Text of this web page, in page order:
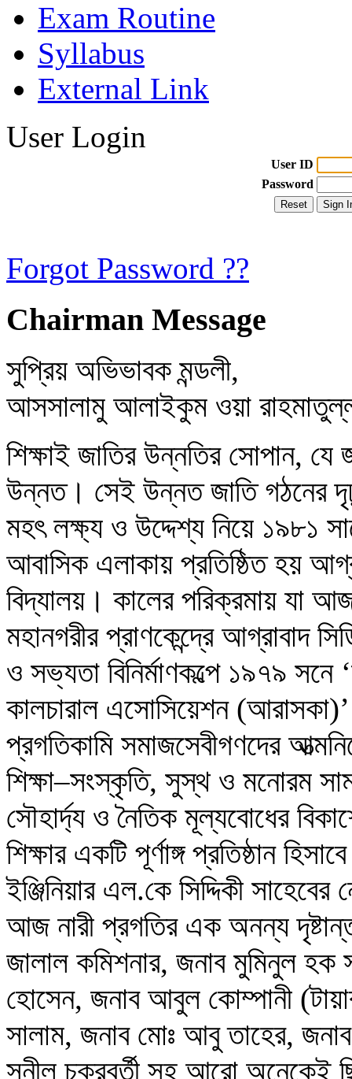
Exam Routine
Syllabus
External Link
User Login
User ID
Password
Forgot Password ??
Chairman Message
সুপ্রিয় অভিভাবক মন্ডলী,
আসসালামু আলাইকুম ওয়া
শিক্ষাই জাতির উন্নতির সোপান, যে
উন্নত। সেই উন্নত জাতি গঠনের দৃঢ়
মহৎ লক্ষ্য ও উদ্দেশ্য নিয়ে ১৯৮১
আবাসিক এলাকায় প্রতিষ্ঠিত হয়
বিদ্যালয়। কালের পরিক্রমায় যা
মহানগরীর প্রাণকেন্দ্রে
ও সভ্যতা বিনির্মাণকল্পে ১৯৭৯ সনে
কালচারাল এসোসিয়েশন
প্রগতিকামি সমাজসেবীগণদের
শিক্ষা–সংস্কৃতি, সুস্থ ও মনোরম
সৌহার্দ্য ও নৈতিক মূল্যবোধের
শিক্ষার একটি পূর্ণাঙ্গ প্রতিষ্ঠান
ইঞ্জিনিয়ার এল.কে সিদ্দিকী
আজ নারী প্রগতির এক অনন্য
জালাল কমিশনার, জনাব মুমিনুল
হোসেন, জনাব আবুল কোম্পানী
সালাম, জনাব মোঃ আবু তাহের,
সুনীল চক্রবর্তী সহ আরো অনেকেই